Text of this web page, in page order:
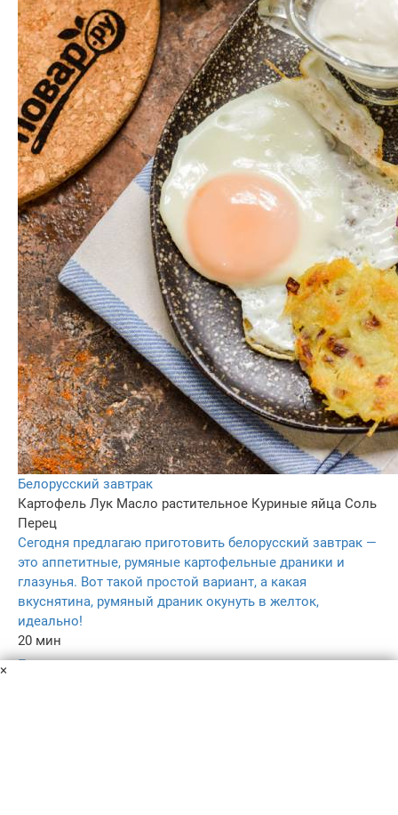
Белорусский завтрак
Картофель Лук Масло растительное Куриные яйца Соль
Перец
Сегодня предлагаю приготовить белорусский завтрак —
это аппетитные, румяные картофельные драники и
глазунья. Вот такой простой вариант, а какая
вкуснятина, румяный драник окунуть в желток,
идеально!
20 мин
–
×